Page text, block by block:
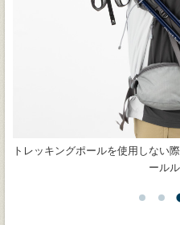
荷物を降ろすことなく、行動しな
ォーターパッ